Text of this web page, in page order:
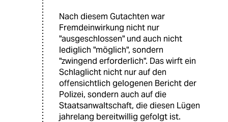
Nach diesem Gutachten war
Fremdeinwirkung nicht nur
"ausgeschlossen" und auch nicht
lediglich "möglich", sondern
"zwingend erforderlich". Das wirft ein
Schlaglicht nicht nur auf den
offensichtlich gelogenen Bericht der
Polizei, sondern auch auf die
Staatsanwaltschaft, die diesen Lügen
jahrelang bereitwillig gefolgt ist.